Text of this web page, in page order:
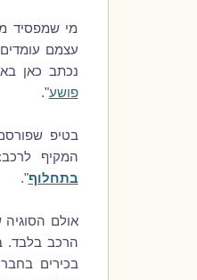
מי שמפסיד
עצמם
נכתב כאן
פושע".
המקיף
בתחלוף".
אולם
הרכב בלבד.
בכירים